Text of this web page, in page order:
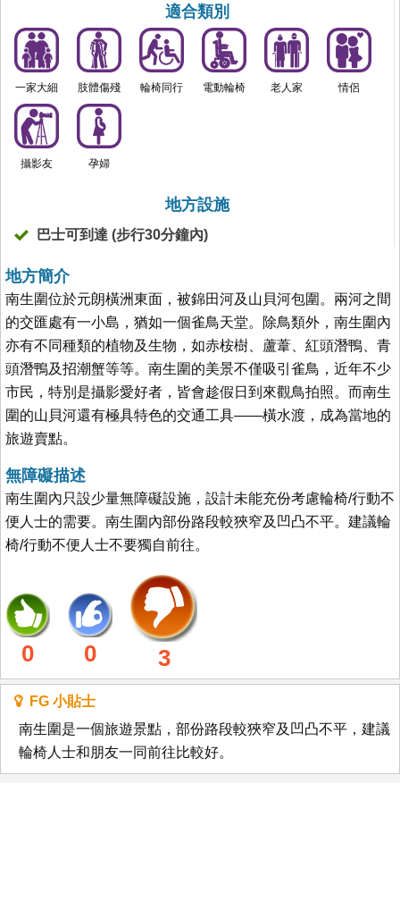
適合類別
一家大細 肢體傷殘 輪椅同行 電動輪椅 老人家 情侶
攝影友 孕婦
地方設施
巴士可到達 (步行30分鐘內)
地方簡介
南生圍位於元朗橫洲東面，被錦田河及山貝河包圍。兩河之間
的交匯處有一小島，猶如一個雀鳥天堂。除鳥類外，南生圍內
亦有不同種類的植物及生物，如赤桉樹、蘆葦、紅頭潛鴨、青
頭潛鴨及招潮蟹等等。南生圍的美景不僅吸引雀鳥，近年不少
市民，特別是攝影愛好者，皆會趁假日到來觀鳥拍照。而南生
圍的山貝河還有極具特色的交通工具——橫水渡，成為當地的
旅遊賣點。
無障礙描述
南生圍內只設少量無障礙設施，設計未能充份考慮輪椅/行動不
便人士的需要。南生圍內部份路段較狹窄及凹凸不平。建議輪
椅/行動不便人士不要獨自前往。
0 0 3
FG 小貼士
南生圍是一個旅遊景點，部份路段較狹窄及凹凸不平，建議
輪椅人士和朋友一同前往比較好。